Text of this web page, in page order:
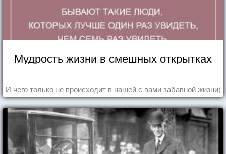
Мудрость жизни в смешных открытках
И чего только не происходит в нашей с вами забавной жизни)